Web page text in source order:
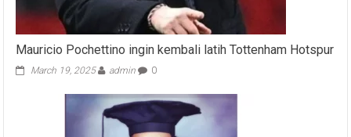
Mauricio Pochettino ingin kembali latih Tottenham Hotspur
March 19, 2025 admin 0